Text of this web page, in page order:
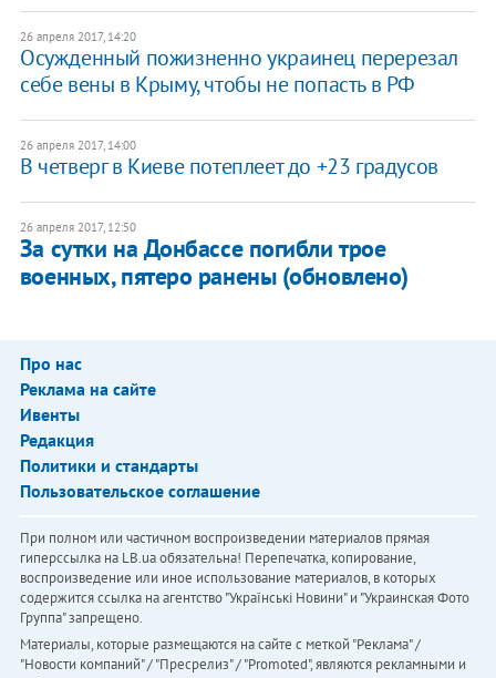
26 апреля 2017, 14:20
Осужденный пожизненно украинец перерезал
себе вены в Крыму, чтобы не попасть в РФ
26 апреля 2017, 14:00
В четверг в Киеве потеплеет до +23 градусов
26 апреля 2017, 12:50
За сутки на Донбассе погибли трое
военных, пятеро ранены (обновлено)
Про нас
Реклама на сайте
Ивенты
Редакция
Политики и стандарты
Пользовательское соглашение
При полном или частичном воспроизведении материалов прямая
гиперссылка на LB.ua обязательна! Перепечатка, копирование,
воспроизведение или иное использование материалов, в которых
содержится ссылка на агентство "Українськi Новини" и "Украинская Фото
Группа" запрещено.
Материалы, которые размещаются на сайте с меткой "Реклама" /
"Новости компаний" / "Пресрелиз" / "Promoted", являются рекламными и